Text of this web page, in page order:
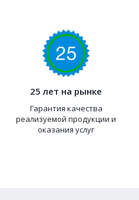
25 лет на рынке
Гарантия качества
реализуемой продукции и
оказания услуг